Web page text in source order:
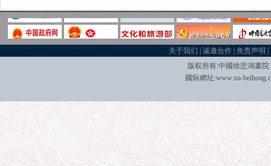
关于我们 |诚邀合作 |免责声明 |
版权所有:中國徐悲鴻畫
國际網址:www.xu-